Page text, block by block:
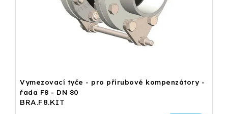
Vymezovací tyče - pro přírubové kompenzátory -
řada F8 - DN 80
BRA.F8.KIT